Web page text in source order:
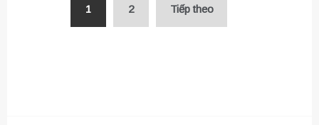
1 2 Tiếp theo